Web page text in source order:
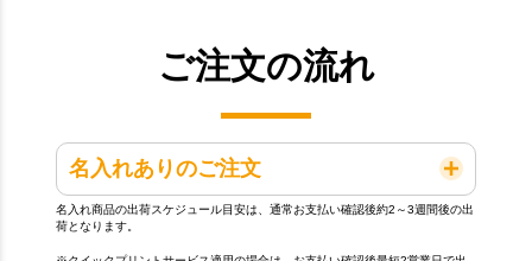
ご注文の流れ
名入れありのご注文
名入れ商品の出荷スケジュール目安は、通常お支払い確認後約2～3週間後の出
荷となります。